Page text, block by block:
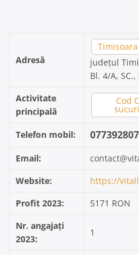
Adresă
Timisoara
județul
Bl. 4/A, SC.,
Activitate
principală
Cod
Telefon mobil:
Email:
Website:
https://
Profit 2023:
5171 RON
Nr. angajați
2023:
1